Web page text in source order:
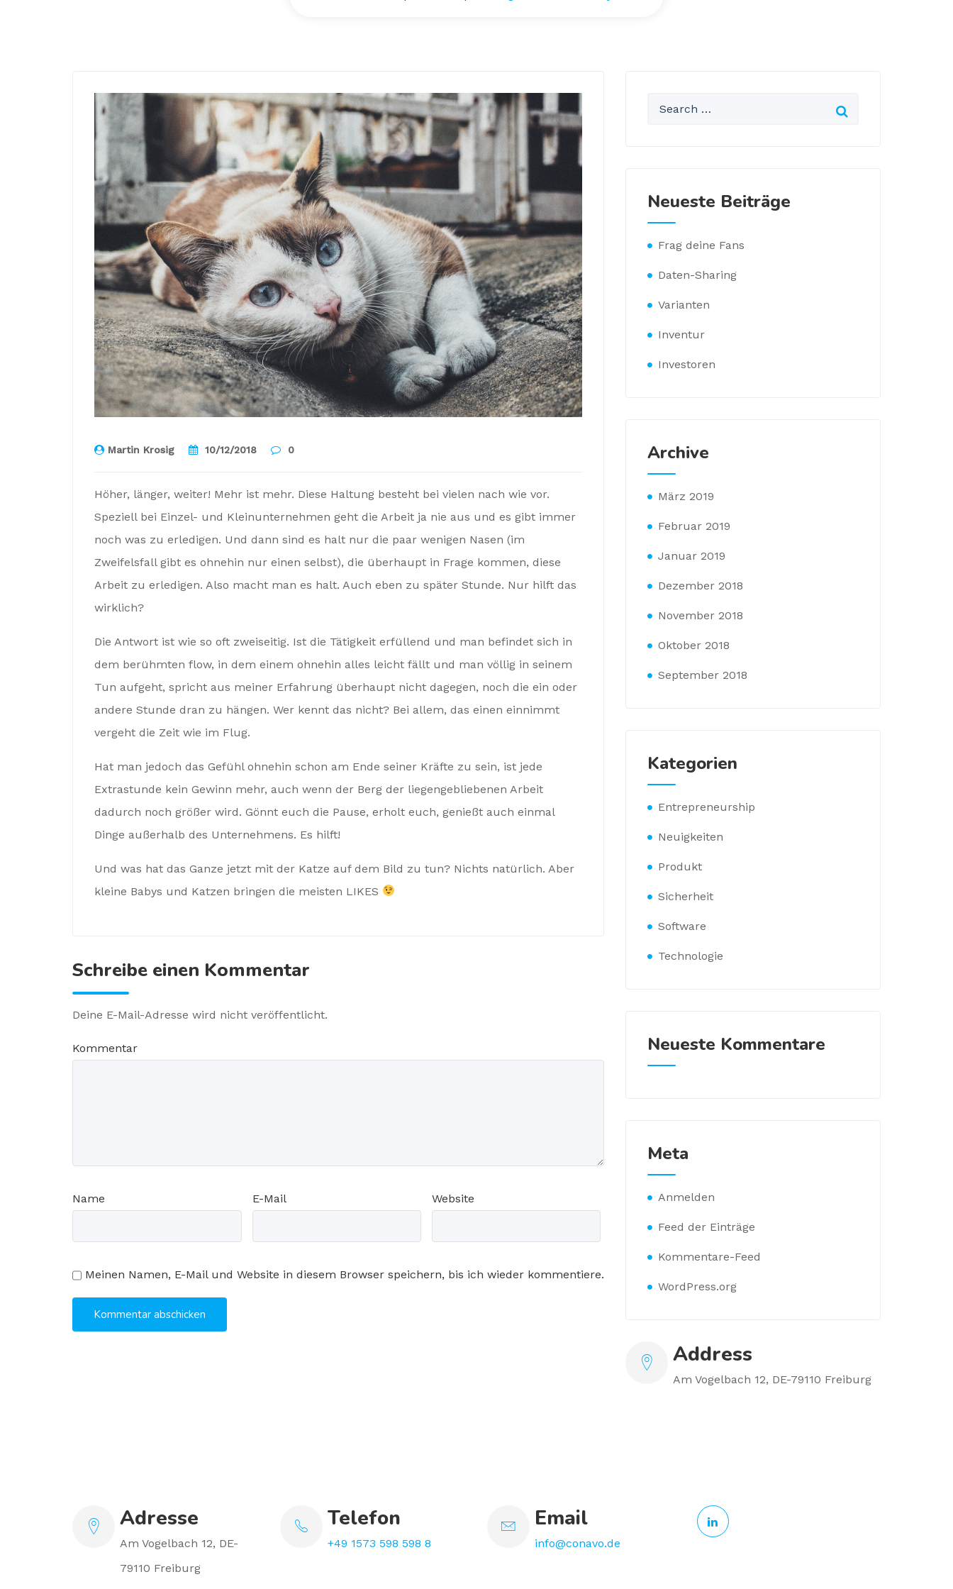
Martin Krosig 10/12/2018 0
Höher, länger, weiter! Mehr ist mehr. Diese Haltung besteht bei vielen nach wie vor.
Speziell bei Einzel- und Kleinunternehmen geht die Arbeit ja nie aus und es gibt immer
noch was zu erledigen. Und dann sind es halt nur die paar wenigen Nasen (im
Zweifelsfall gibt es ohnehin nur einen selbst), die überhaupt in Frage kommen, diese
Arbeit zu erledigen. Also macht man es halt. Auch eben zu später Stunde. Nur hilft das
wirklich?
Die Antwort ist wie so oft zweiseitig. Ist die Tätigkeit erfüllend und man befindet sich in
dem berühmten flow, in dem einem ohnehin alles leicht fällt und man völlig in seinem
Tun aufgeht, spricht aus meiner Erfahrung überhaupt nicht dagegen, noch die ein oder
andere Stunde dran zu hängen. Wer kennt das nicht? Bei allem, das einen einnimmt
vergeht die Zeit wie im Flug.
Hat man jedoch das Gefühl ohnehin schon am Ende seiner Kräfte zu sein, ist jede
Extrastunde kein Gewinn mehr, auch wenn der Berg der liegengebliebenen Arbeit
dadurch noch größer wird. Gönnt euch die Pause, erholt euch, genießt auch einmal
Dinge außerhalb des Unternehmens. Es hilft!
Und was hat das Ganze jetzt mit der Katze auf dem Bild zu tun? Nichts natürlich. Aber
kleine Babys und Katzen bringen die meisten LIKES
Schreibe einen Kommentar
Deine E-Mail-Adresse wird nicht veröffentlicht.
Kommentar
Name E-Mail Website
Meinen Namen, E-Mail und Website in diesem Browser speichern, bis ich wieder kommentiere.
Neueste Beiträge
Frag deine Fans
Daten-Sharing
Varianten
Inventur
Investoren
Archive
März 2019
Februar 2019
Januar 2019
Dezember 2018
November 2018
Oktober 2018
September 2018
Kategorien
Entrepreneurship
Neuigkeiten
Produkt
Sicherheit
Software
Technologie
Neueste Kommentare
Meta
Anmelden
Feed der Einträge
Kommentare-Feed
WordPress.org
Address
Am Vogelbach 12, DE-79110 Freiburg
Adresse
Am Vogelbach 12, DE-
79110 Freiburg
Telefon
+49 1573 598 598 8
Email
info@conavo.de